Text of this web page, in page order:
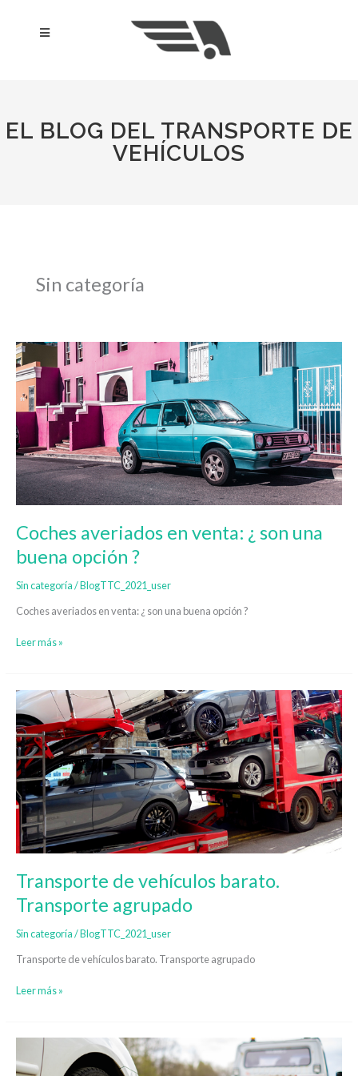
contenidoMenú
EL BLOG DEL TRANSPORTE DE
VEHÍCULOS
Sin categoría
Coches averiados en venta: ¿ son una
buena opción ?
Sin categoría/BlogTTC_2021_user
Coches averiados en venta: ¿ son una buena opción ?
Coches
averiados
en
venta:
¿
son
una
buena
opción
?
Leer más »
Transporte de vehículos barato.
Transporte agrupado
Sin categoría/BlogTTC_2021_user
Transporte de vehículos barato. Transporte agrupado
Transporte
de
vehículos
barato.
Transporte
agrupado
Leer más »
se